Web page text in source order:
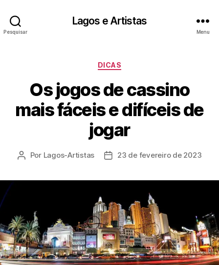
Pesquisar
Lagos e Artistas
Menu
Categorias
DICAS
Os jogos de cassino
mais fáceis e difíceis de
jogar
Autor
Por Lagos-Artistas
Data23 de fevereiro de 2023